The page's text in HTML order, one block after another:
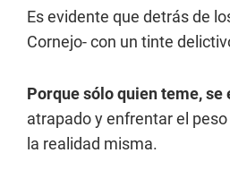
Es evidente que detrás de
Cornejo- con un tinte
Porque sólo quien teme, se
atrapado y enfrentar el
la realidad misma.